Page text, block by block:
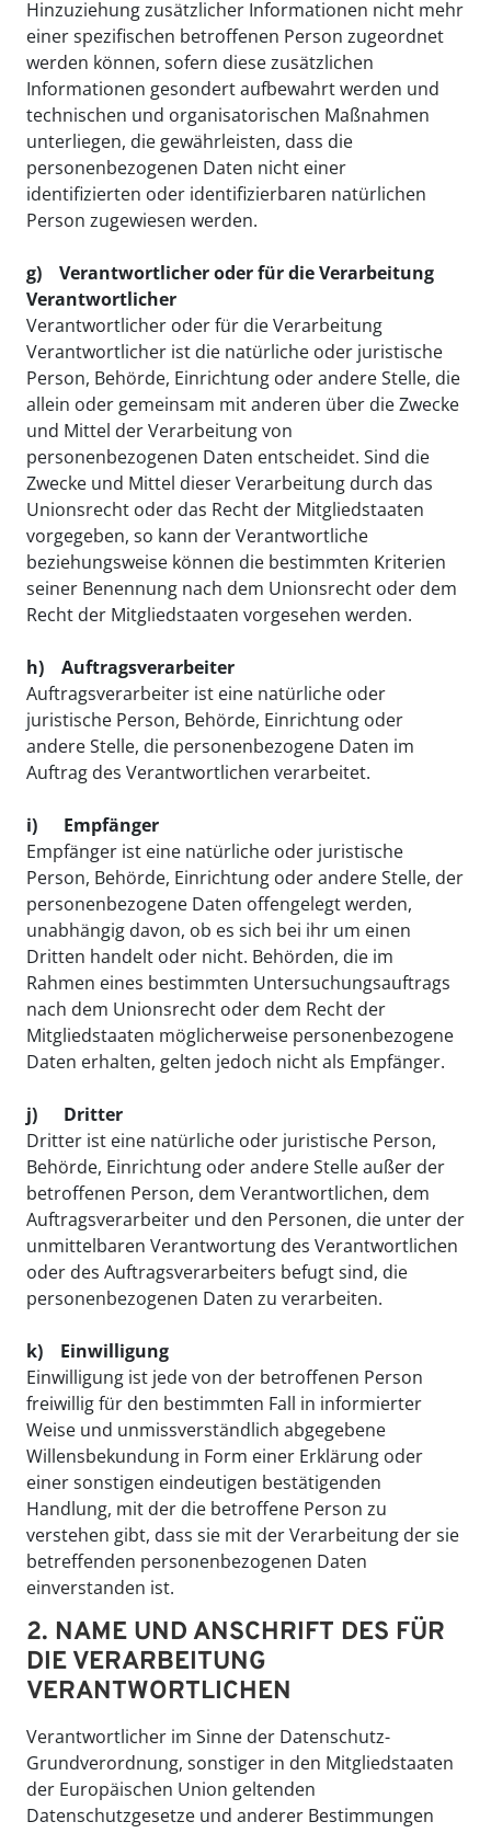
Hinzuziehung zusätzlicher Informationen nicht mehr
einer spezifischen betroffenen Person zugeordnet
werden können, sofern diese zusätzlichen
Informationen gesondert aufbewahrt werden und
technischen und organisatorischen Maßnahmen
unterliegen, die gewährleisten, dass die
personenbezogenen Daten nicht einer
identifizierten oder identifizierbaren natürlichen
Person zugewiesen werden.​​​​​​​
g) Verantwortlicher oder für die Verarbeitung
Verantwortlicher
Verantwortlicher oder für die Verarbeitung
Verantwortlicher ist die natürliche oder juristische
Person, Behörde, Einrichtung oder andere Stelle, die
allein oder gemeinsam mit anderen über die Zwecke
und Mittel der Verarbeitung von
personenbezogenen Daten entscheidet. Sind die
Zwecke und Mittel dieser Verarbeitung durch das
Unionsrecht oder das Recht der Mitgliedstaaten
vorgegeben, so kann der Verantwortliche
beziehungsweise können die bestimmten Kriterien
seiner Benennung nach dem Unionsrecht oder dem
Recht der Mitgliedstaaten vorgesehen werden.​​​​​​​
h) Auftragsverarbeiter
Auftragsverarbeiter ist eine natürliche oder
juristische Person, Behörde, Einrichtung oder
andere Stelle, die personenbezogene Daten im
Auftrag des Verantwortlichen verarbeitet.
i) Empfänger
Empfänger ist eine natürliche oder juristische
Person, Behörde, Einrichtung oder andere Stelle, der
personenbezogene Daten offengelegt werden,
unabhängig davon, ob es sich bei ihr um einen
Dritten handelt oder nicht. Behörden, die im
Rahmen eines bestimmten Untersuchungsauftrags
nach dem Unionsrecht oder dem Recht der
Mitgliedstaaten möglicherweise personenbezogene
Daten erhalten, gelten jedoch nicht als Empfänger.
j) Dritter
Dritter ist eine natürliche oder juristische Person,
Behörde, Einrichtung oder andere Stelle außer der
betroffenen Person, dem Verantwortlichen, dem
Auftragsverarbeiter und den Personen, die unter der
unmittelbaren Verantwortung des Verantwortlichen
oder des Auftragsverarbeiters befugt sind, die
personenbezogenen Daten zu verarbeiten.​​​​​​​
k) Einwilligung
Einwilligung ist jede von der betroffenen Person
freiwillig für den bestimmten Fall in informierter
Weise und unmissverständlich abgegebene
Willensbekundung in Form einer Erklärung oder
einer sonstigen eindeutigen bestätigenden
Handlung, mit der die betroffene Person zu
verstehen gibt, dass sie mit der Verarbeitung der sie
betreffenden personenbezogenen Daten
einverstanden ist.
2. NAME UND ANSCHRIFT DES FÜR
DIE VERARBEITUNG
VERANTWORTLICHEN
Verantwortlicher im Sinne der Datenschutz-
Grundverordnung, sonstiger in den Mitgliedstaaten
der Europäischen Union geltenden
Datenschutzgesetze und anderer Bestimmungen